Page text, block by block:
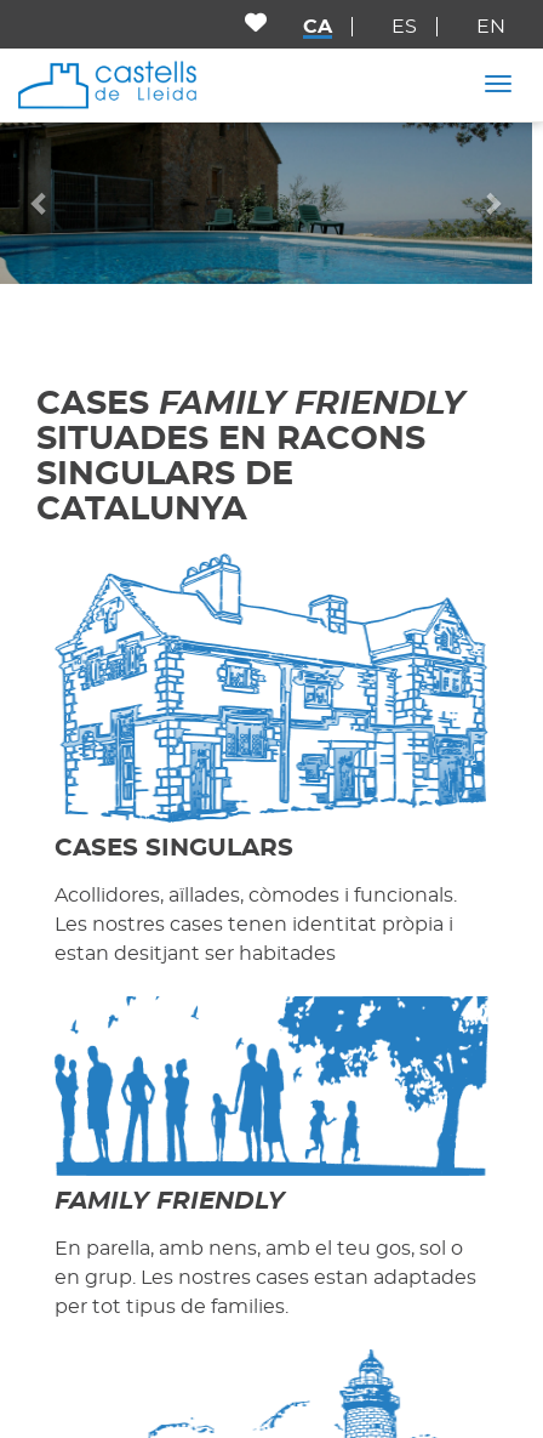
Anterior
CASES FAMILY FRIENDLY
SITUADES EN RACONS
SINGULARS DE
CATALUNYA
CASES SINGULARS
Acollidores, aïllades, còmodes i funcionals.
Les nostres cases tenen identitat pròpia i
estan desitjant ser habitades
FAMILY FRIENDLY
En parella, amb nens, amb el teu gos, sol o
en grup. Les nostres cases estan adaptades
per tot tipus de families.
CA ES EN